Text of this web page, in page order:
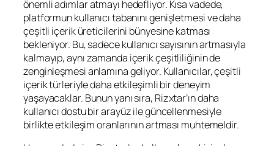
önemli adımlar atmayı hedefliyor. Kısa vadede,
platformun kullanıcı tabanını genişletmesi ve daha
çeşitli içerik üreticilerini bünyesine katması
bekleniyor. Bu, sadece kullanıcı sayısının artmasıyla
kalmayıp, aynı zamanda içerik çeşitliliğinin de
zenginleşmesi anlamına geliyor. Kullanıcılar, çeşitli
içerik türleriyle daha etkileşimli bir deneyim
yaşayacaklar. Bunun yanı sıra, Rizxtar’ın daha
kullanıcı dostu bir arayüz ile güncellenmesiyle
birlikte etkileşim oranlarının artması muhtemeldir.